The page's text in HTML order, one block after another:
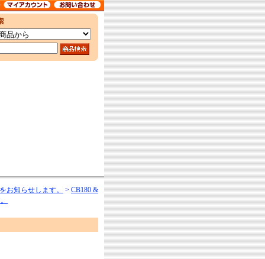
お知らせします。 > CB180 &